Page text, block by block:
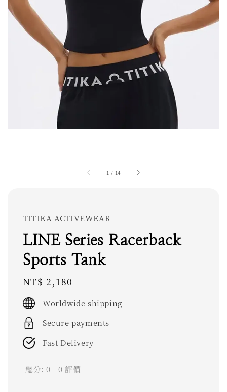
1 / 14
TITIKA ACTIVEWEAR
LINE Series Racerback
Sports Tank
Regular
price
NT$ 2,180
Worldwide shipping
Secure payments
Fast Delivery
總分:0 - 0 評價